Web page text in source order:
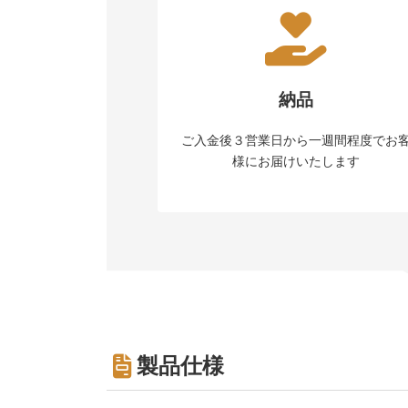
納品
ご入金後３営業日から一週間程度でお
様にお届けいたします
製品仕様